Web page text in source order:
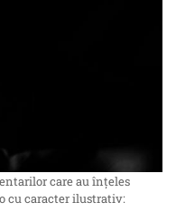
care au înțeles
cu caracter ilustrativ: